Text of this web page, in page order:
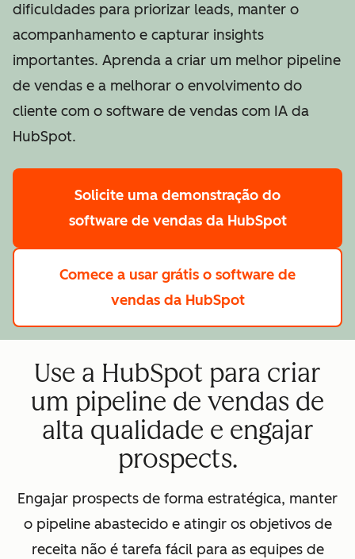
dificuldades para priorizar leads, manter o
acompanhamento e capturar insights
importantes. Aprenda a criar um melhor pipeline
de vendas e a melhorar o envolvimento do
cliente com o software de vendas com IA da
HubSpot.
Solicite uma demonstração do
software de vendas da HubSpot
Comece a usar grátis o software de
vendas da HubSpot
Use a HubSpot para criar
um pipeline de vendas de
alta qualidade e engajar
prospects.
Engajar prospects de forma estratégica, manter
o pipeline abastecido e atingir os objetivos de
receita não é tarefa fácil para as equipes de